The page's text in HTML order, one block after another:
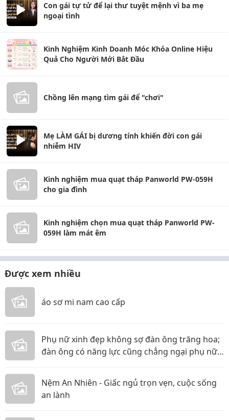
Con gái tự tử để lại thư tuyệt mệnh vì ba mẹ
ngoại tình
Kinh Nghiệm Kinh Doanh Móc Khóa Online Hiệu
Quả Cho Người Mới Bắt Đầu
Chồng lên mạng tìm gái để "chơi"
Mẹ LÀM GÁI bị dương tính khiến đời con gái
nhiễm HIV
Kinh nghiệm mua quạt tháp Panworld PW-059H
cho gia đình
Kinh nghiệm chọn mua quạt tháp Panworld PW-
059H làm mát êm
Được xem nhiều
áo sơ mi nam cao cấp
Phụ nữ xinh đẹp không sợ đàn ông trăng hoa;
đàn ông có năng lực cũng chẳng ngại phụ nữ
Nệm An Nhiên - Giấc ngủ trọn vẹn, cuộc sống
an lành